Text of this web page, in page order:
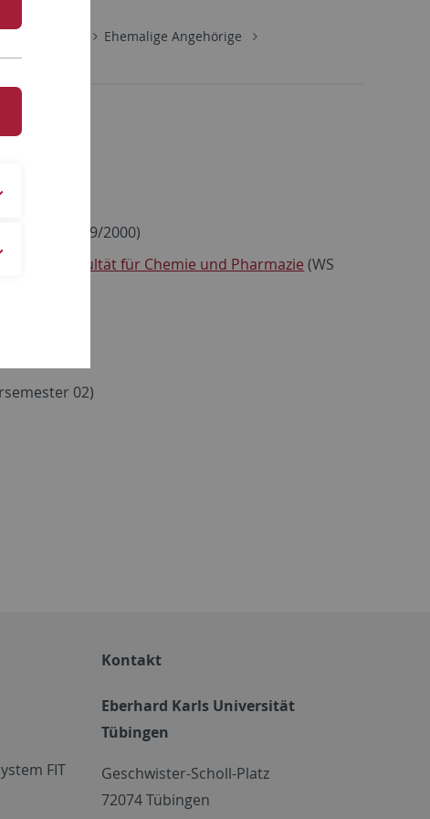
Ehemalige Angehörige
(WS 1999/2000)
Fakultät für Chemie und Pharmazie (WS
02)
FIT
Kontakt
Eberhard Karls Universität
Tübingen
Geschwister-Scholl-Platz
72074 Tübingen